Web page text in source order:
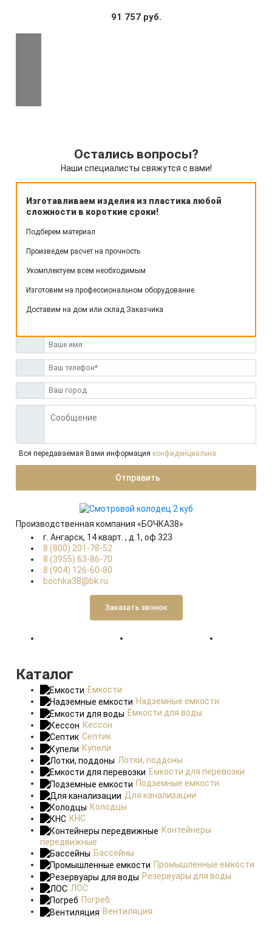
91 757 руб.
Остались вопросы?
Наши специалисты свяжутся с вами!
Изготавливаем изделия из пластика любой
сложности в короткие сроки!
Подберем материал
Произведем расчет на прочность
Укомплектуем всем необходимым
Изготовим на профессиональном оборудование
Доставим на дом или склад Заказчика
Вся передаваемая Вами информация конфиденциальна
Отправить
Производственная компания «БОЧКА38»
г. Ангарск, 14 кварт. , д.1, оф.323
8 (800) 201-78-52
8 (3955) 63-86-70
8 (904) 126-60-80
bochka38@bk.ru
Заказать звонок
Каталог
Емкости
Надземные емкости
Ёмкости для воды
Кессон
Септик
Купели
Лотки, поддоны
Емкости для перевозки
Подземные емкости
Для канализации
Колодцы
КНС
Контейнеры
передвижные
Бассейны
Промышленные емкости
Резервуары для воды
ЛОС
Погреб
Вентиляция